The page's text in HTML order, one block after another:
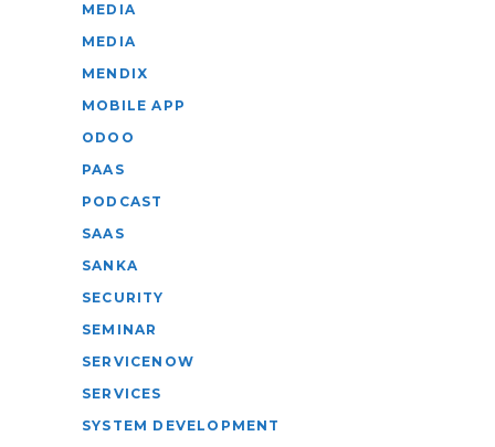
MEDIA
MEDIA
MENDIX
MOBILE APP
ODOO
PAAS
PODCAST
SAAS
SANKA
SECURITY
SEMINAR
SERVICENOW
SERVICES
SYSTEM DEVELOPMENT